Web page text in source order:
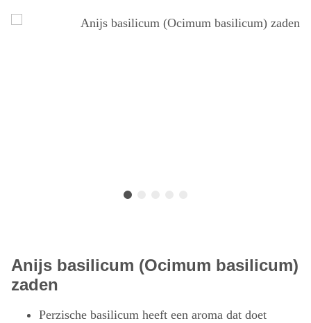
Anijs basilicum (Ocimum basilicum)
zaden
Perzische basilicum heeft een aroma dat doet